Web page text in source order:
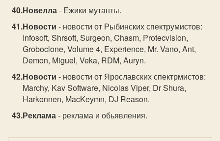
Новелла- Ежики мутанты.
Новости - новости от Рыбинских спектрумистов:
Infosoft, Shrsoft, Surgeon, Chasm, Protecvision,
Groboclone, Volume 4, Expеrience, Mr. Vano, Ant,
Demon, Miguel, Veka, RDM, Auryn.
Новости - новости от Ярославских спектрмистов:
Marchy, Kav Software, Nicolas Viper, Dr Shura,
Harkonnen, MacKeymn, DJ Reason.
Реклама- реклама и обьявления.